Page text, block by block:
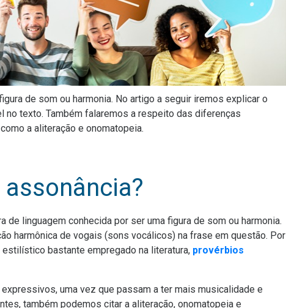
de som ou harmonia. No artigo a seguir iremos explicar o
texto. Também falaremos a respeito das diferenças
a aliteração e onomatopeia.
assonância?
de linguagem conhecida por ser uma figura de som ou harmonia.
harmônica de vogais (sons vocálicos) na frase em questão. Por
bastante empregado na literatura, provérbios
uma vez que passam a ter mais musicalidade e
também podemos citar a aliteração, onomatopeia e